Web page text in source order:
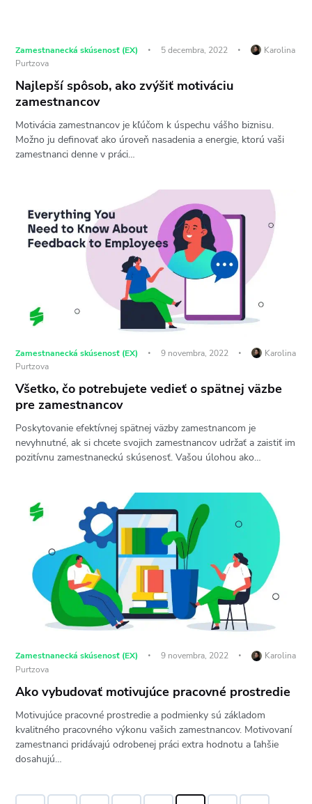
Zamestnanecká skúsenosť (EX) 5 decembra, 2022
Karolina
Purtzova
Najlepší spôsob, ako zvýšiť motiváciu
zamestnancov
Motivácia zamestnancov je kľúčom k úspechu vášho biznisu.
Možno ju definovať ako úroveň nasadenia a energie, ktorú vaši
zamestnanci denne v práci…
Zamestnanecká skúsenosť (EX) 9 novembra, 2022
Karolina
Purtzova
Všetko, čo potrebujete vedieť o spätnej väzbe
pre zamestnancov
Poskytovanie efektívnej spätnej väzby zamestnancom je
nevyhnutné, ak si chcete svojich zamestnancov udržať a zaistiť im
pozitívnu zamestnaneckú skúsenosť. Vašou úlohou ako…
Zamestnanecká skúsenosť (EX) 9 novembra, 2022
Karolina
Purtzova
Ako vybudovať motivujúce pracovné prostredie
Motivujúce pracovné prostredie a podmienky sú základom
kvalitného pracovného výkonu vašich zamestnancov. Motivovaní
zamestnanci pridávajú odrobenej práci extra hodnotu a ľahšie
dosahujú…